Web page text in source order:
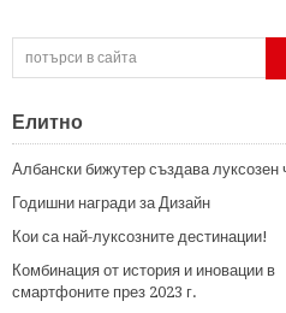
Елитно
Албански бижутер създава луксозен
Годишни награди за Дизайн
Кои са най-луксозните дестинации!
Комбинация от история и иновации в
смартфоните през 2023 г.